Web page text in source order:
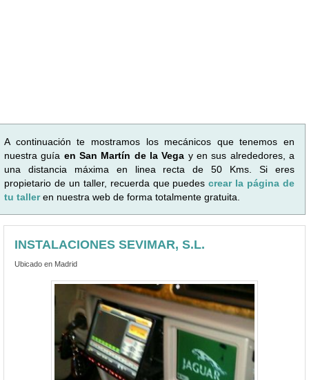
A continuación te mostramos los mecánicos que tenemos en
nuestra guía en San Martín de la Vega y en sus alrededores, a
una distancia máxima en linea recta de 50 Kms. Si eres
propietario de un taller, recuerda que puedescrear la página de
tu talleren nuestra web de forma totalmente gratuita.
INSTALACIONES SEVIMAR, S.L.
Ubicado en Madrid